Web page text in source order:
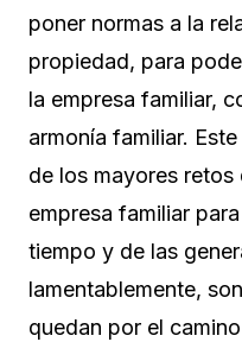
poner normas a la
propiedad, para
la empresa familiar,
armonía familiar.
de los mayores
empresa familiar
tiempo y de las
lamentablemente,
quedan por el